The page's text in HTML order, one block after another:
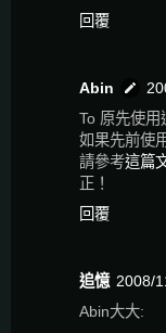
回覆
Abin
To 原先使用
如果先前使
請參考這篇
正！
回覆
追憶 2008/
Abin大大: